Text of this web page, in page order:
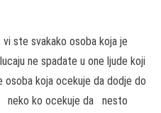
ste svakako osoba koja je
ne spadate u one ljude koji
koja ocekuje da dodje do
neko ko ocekuje da nesto